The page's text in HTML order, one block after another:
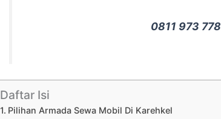
0811 973 778
Daftar Isi
Pilihan Armada Sewa Mobil Di Karehkel